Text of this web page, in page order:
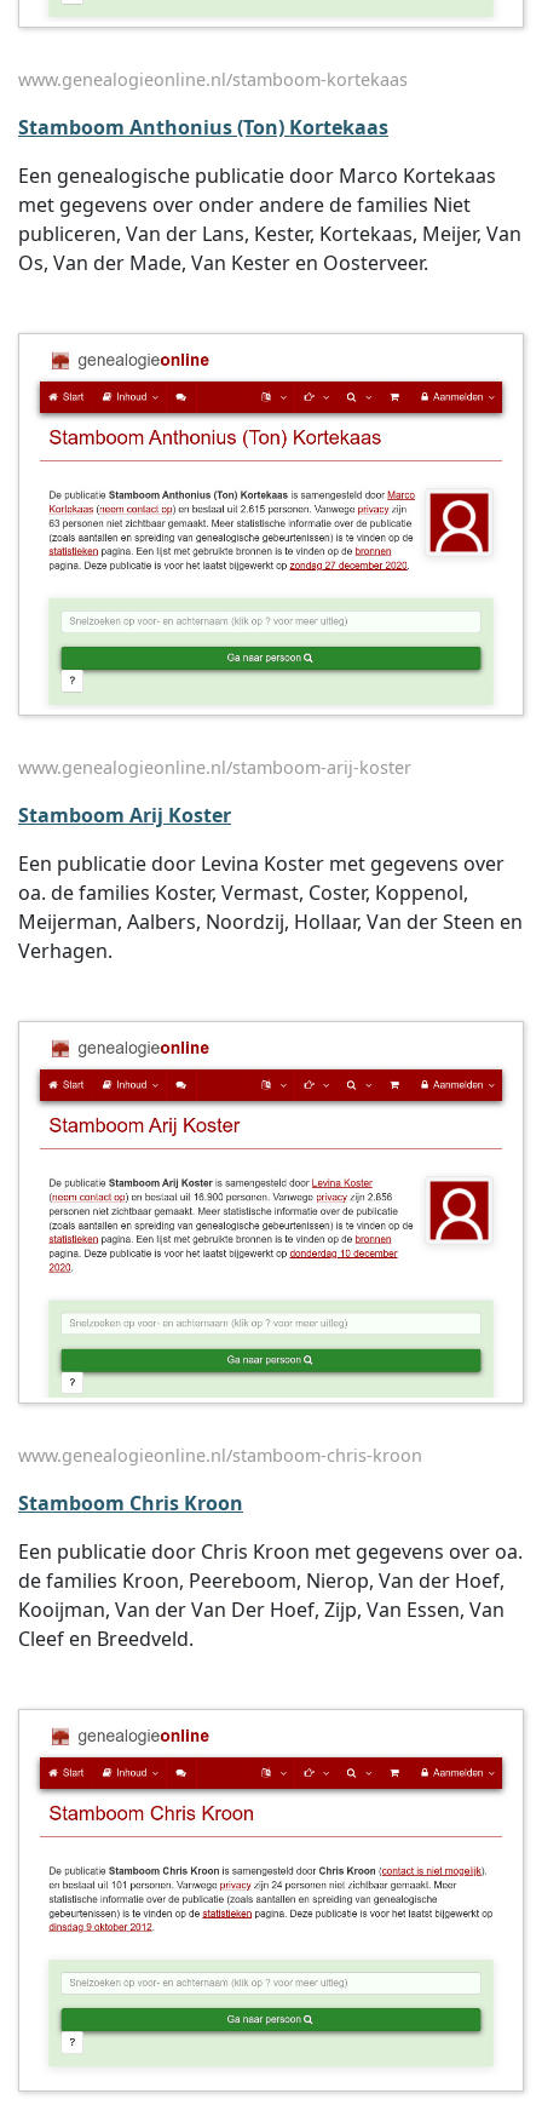
www.genealogieonline.nl/stamboom-kortekaas
Stamboom Anthonius (Ton) Kortekaas
Een genealogische publicatie door Marco Kortekaas
met gegevens over onder andere de families Niet
publiceren, Van der Lans, Kester, Kortekaas, Meijer, Van
Os, Van der Made, Van Kester en Oosterveer.
www.genealogieonline.nl/stamboom-arij-koster
Stamboom Arij Koster
Een publicatie door Levina Koster met gegevens over
oa. de families Koster, Vermast, Coster, Koppenol,
Meijerman, Aalbers, Noordzij, Hollaar, Van der Steen en
Verhagen.
www.genealogieonline.nl/stamboom-chris-kroon
Stamboom Chris Kroon
Een publicatie door Chris Kroon met gegevens over oa.
de families Kroon, Peereboom, Nierop, Van der Hoef,
Kooijman, Van der Van Der Hoef, Zijp, Van Essen, Van
Cleef en Breedveld.